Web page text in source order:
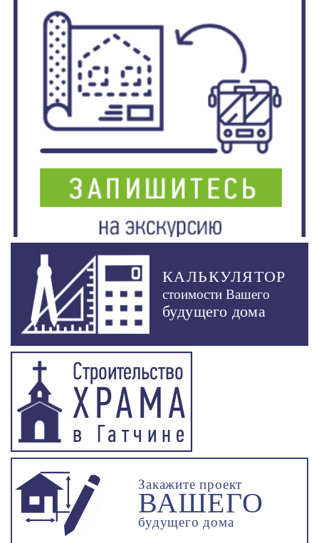
КАЛЬКУЛЯТОР
стоимости Вашего
будущего дома
Закажите проект
ВАШЕГО
будущего дома